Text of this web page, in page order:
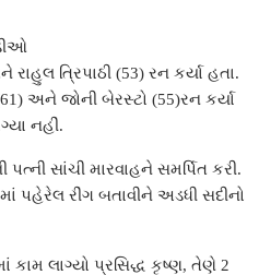
ત્રિપાઠી (53) રન કર્યા હતા.
અને જોની બેરસ્ટો (55)રન કર્યા
નહીં.
સાંચી મારવાહને સમર્પિત કરી.
પહેરેલ રીંગ બતાવીને અડધી સદીનો
કામ લાગ્યો પ્રસિદ્ધ કૃષ્ણ, તેણે 2